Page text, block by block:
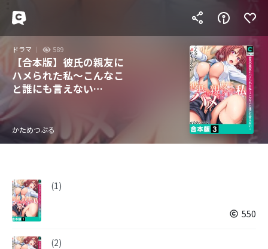
ドラマ 589
【合本版】彼氏の親友に
ハメられた私～こんなこ
と誰にも言えない…
かためつぶる
(1)
550
(2)